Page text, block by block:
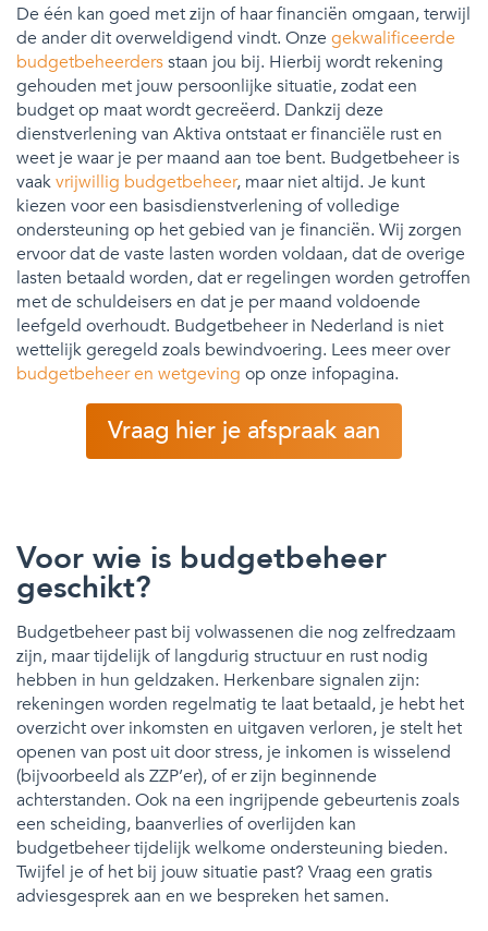
De één kan goed met zijn of haar financiën omgaan, terwijl
de ander dit overweldigend vindt. Onze gekwalificeerde
budgetbeheerdersstaan jou bij. Hierbij wordt rekening
gehouden met jouw persoonlijke situatie, zodat een
budget op maat wordt gecreëerd. Dankzij deze
dienstverlening van Aktiva ontstaat er financiële rust en
weet je waar je per maand aan toe bent. Budgetbeheer is
vaakvrijwillig budgetbeheer, maar niet altijd. Je kunt
kiezen voor een basisdienstverlening of volledige
ondersteuning op het gebied van je financiën. Wij zorgen
ervoor dat de vaste lasten worden voldaan, dat de overige
lasten betaald worden, dat er regelingen worden getroffen
met de schuldeisers en dat je per maand voldoende
leefgeld overhoudt. Budgetbeheer in Nederland is niet
wettelijk geregeld zoals bewindvoering. Lees meer over
budgetbeheer en wetgeving op onze infopagina.
Vraag hier je afspraak aan
Voor wie is budgetbeheer
geschikt?
Budgetbeheer past bij volwassenen die nog zelfredzaam
zijn, maar tijdelijk of langdurig structuur en rust nodig
hebben in hun geldzaken. Herkenbare signalen zijn:
rekeningen worden regelmatig te laat betaald, je hebt het
overzicht over inkomsten en uitgaven verloren, je stelt het
openen van post uit door stress, je inkomen is wisselend
(bijvoorbeeld als ZZP’er), of er zijn beginnende
achterstanden. Ook na een ingrijpende gebeurtenis zoals
een scheiding, baanverlies of overlijden kan
budgetbeheer tijdelijk welkome ondersteuning bieden.
Twijfel je of het bij jouw situatie past? Vraag een gratis
adviesgesprek aan en we bespreken het samen.